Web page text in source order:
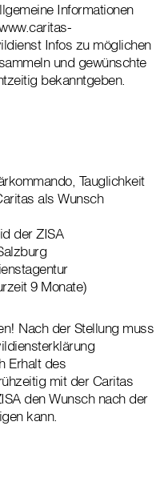
Informationen
Infos zu möglichen
und gewünschte
bekanntgeben.
Tauglichkeit
als Wunsch
der ZISA
9 Monate)
Nach der Stellung muss
Erhalt des
mit der Caritas
den Wunsch nach der
kann.